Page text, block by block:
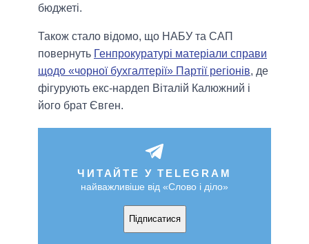
бюджеті.
Також стало відомо, що НАБУ та САП
повернуть Генпрокуратурі матеріали справи
щодо «чорної бухгалтерії» Партії регіонів, де
фігурують екс-нардеп Віталій Калюжний і
його брат Євген.
ЧИТАЙТЕ У TELEGRAM
найважливіше від «Слово і діло»
Підписатися